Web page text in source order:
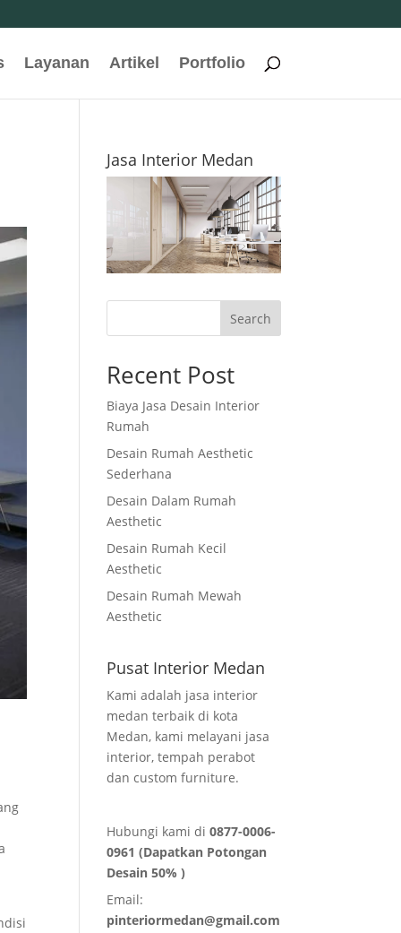
Layanan Artikel Portfolio
Jasa Interior Medan
Search
Recent Post
Biaya Jasa Desain Interior
Rumah
Desain Rumah Aesthetic
Sederhana
Desain Dalam Rumah
Aesthetic
Desain Rumah Kecil
Aesthetic
Desain Rumah Mewah
Aesthetic
Pusat Interior Medan
Kami adalah jasa interior
medan terbaik di kota
Medan, kami melayani jasa
interior, tempah perabot
dan custom furniture.
Hubungi kami di0877-0006-
0961 (Dapatkan Potongan
Desain 50% )
Email:
pinteriormedan@gmail.com